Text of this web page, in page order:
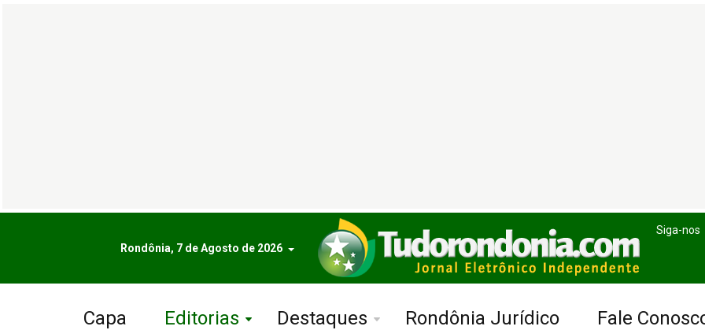
Rondônia, 7 de Agosto de 2026
Siga-nos
Capa Editorias Destaques Rondônia Jurídico Fale